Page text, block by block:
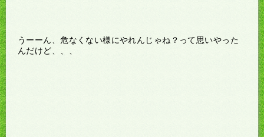
うーーん、危なくない様にやれんじゃね？って思いやった
んだけど、、、